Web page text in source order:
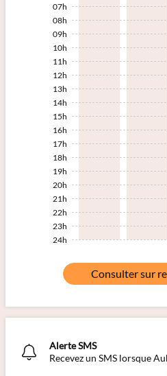
07h
08h
09h
10h
11h
12h
13h
14h
15h
16h
17h
18h
19h
20h
21h
22h
23h
24h
Consulter sur
Alerte SMS
Recevez un SMS lorsque